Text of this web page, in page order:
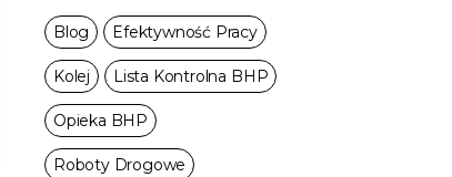
Blog Efektywność Pracy
Kolej Lista Kontrolna BHP
Opieka BHP
Roboty Drogowe